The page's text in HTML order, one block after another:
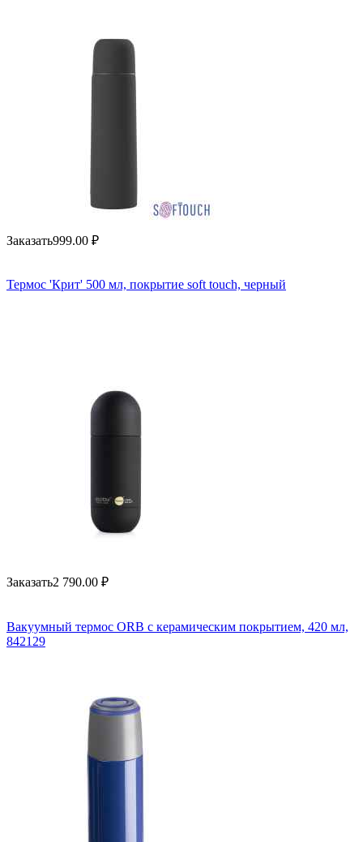
Заказать999.00 ₽
Термос 'Крит' 500 мл, покрытие soft touch, черный
Заказать2 790.00 ₽
Вакуумный термос ORB с керамическим покрытием, 420 мл,
842129